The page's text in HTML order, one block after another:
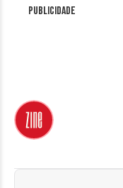
Publicidade